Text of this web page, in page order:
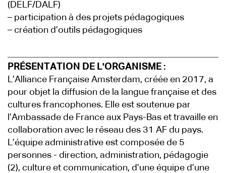
(DELF/DALF)
– participation à des projets pédagogiques
– création d’outils pédagogiques
PRÉSENTATION DE L'ORGANISME :
L’Alliance Française Amsterdam, créée en 2017, a
pour objet la diffusion de la langue française et des
cultures francophones. Elle est soutenue par
l’Ambassade de France aux Pays-Bas et travaille en
collaboration avec le réseau des 31 AF du pays.
L’équipe administrative est composée de 5
personnes - direction, administration, pédagogie
(2), culture et communication, d’une équipe d’une